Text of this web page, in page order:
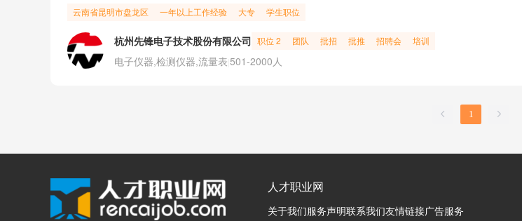
云南省昆明市盘龙区 一年以上工作经验 大专 学生职位
杭州先锋电子技术股份有限公司 职位 2 团队 批招 批推 招聘会 培训
电子仪器,检测仪器,流量表 501-2000人
1
人才职业网
关于我们服务声明联系我们友情链接广告服务